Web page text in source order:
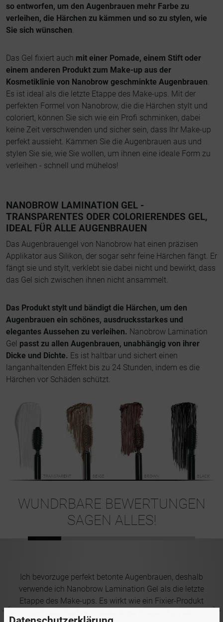
so entworfen, um den Augenbrauen mehr Farbe zu
verleihen, die Härchen zu kämmen und so zu stylen, wie
Sie sich wünschen.
Das Gel fixiert auch mit einer Pomade, einem Stift oder
einem anderen Produkt zum Make-up aus der
Kosmetiklinie von Nanobrow geschminkte Augenbrauen.
Es ist ideal als die letzte Etappe des Make-ups. Mit der
perfekten Formel von Nanobrow, die die Härchen stylt und
coloriert, können Sie sich wie ein Profi schminken, dabei
keine Zeit verschwenden und sicher sein, dass Ihr Make-up
perfekt aussieht. Kämmen Sie die Augenbrauen aus und
stylen Sie sie, wie Sie wollen, um ihnen eine ideale Form zu
verleihen - schnell und mühelos!
NANOBROW LAMINATION GEL -
TRANSPARENTES ODER COLORIERENDES GEL,
IDEAL FÜR ALLE AUGENBRAUEN
Das Augenbrauengel von Nanobrow hat einen präzisen
Applikator aus Silikon, der sogar sehr feine Härchen fängt. Er
fängt sie und stylt, verklebt sie dabei nicht und bewirkt, dass
das Gel sich zwischen ihnen nicht ansammelt.
Das Produkt stylt und bändigt die Härchen, um den
Augenbrauen ein schönes, ausdrucksstarkes und
elegantes Aussehen zu verleihen. Nanobrow Lamination
Gel passt zu allen Augenbrauen, unabhängig von ihrer
Dicke und Dichte. Es ist haltbar und sichert einen
langanhaltenden Effekt bis zu 24 Stunden, indem es die
Härchen vor Schäden schützt.
WUNDRBARE BEWERTUNGEN
SAGEN ALLES!
Ich bevorzuge perfekt betonte Augenbrauen, deshalb
verwende ich Nanobrow Lamination Gel als die letzte
Etappe des Make-ups. Es wirkt wie ein Fixier-Produkt